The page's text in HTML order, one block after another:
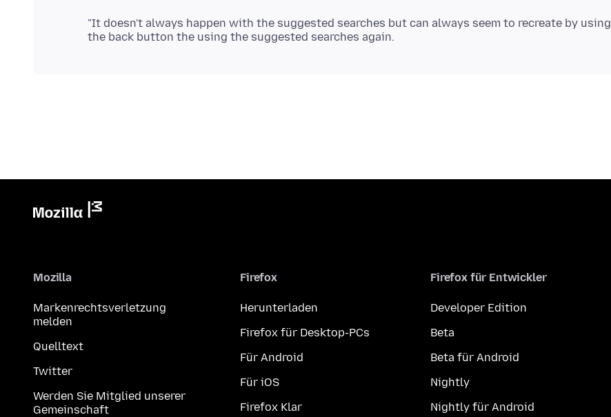
"It doesn't always happen with the suggested searches but can always seem to recreate by using
Mozilla
Markenrechtsverletzung
melden
Quelltext
Twitter
Werden Sie Mitglied unserer
Gemeinschaft
Firefox
Herunterladen
Firefox für Desktop-PCs
Für Android
Für iOS
Firefox Klar
Firefox für Entwickler
Developer Edition
Beta
Beta für Android
Nightly
Nightly für Android